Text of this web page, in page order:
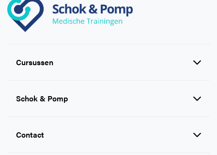
Cursussen
EHBO cursussen
Levensreddend handelen voor
Schok & Pomp
Over Ons
Contact